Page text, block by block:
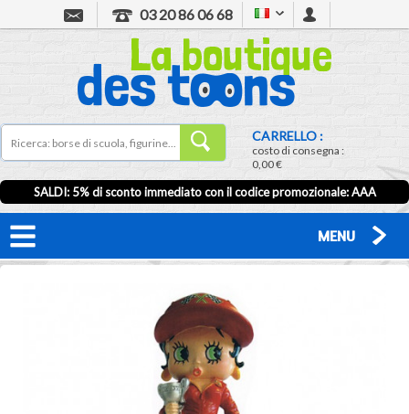
03 20 86 06 68
CARRELLO :
costo di consegna :
0,00 €
SALDI: 5% di sconto immediato con il codice promozionale: AAA
MENU